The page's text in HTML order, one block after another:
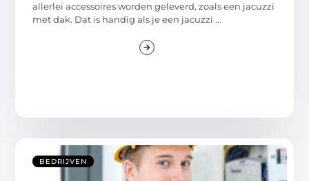
allerlei accessoires worden geleverd, zoals een jacuzzi
met dak. Dat is handig als je een jacuzzi ...
BEDRIJVEN